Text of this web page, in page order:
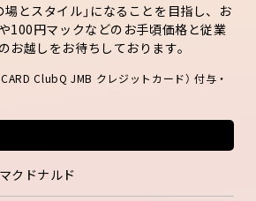
場とスタイル」になることを目指し、お
100円マックなどのお手頃価格と従業
お越しをお待ちしております。
ClubQ JMB クレジットカード） 付与・
マクドナルド